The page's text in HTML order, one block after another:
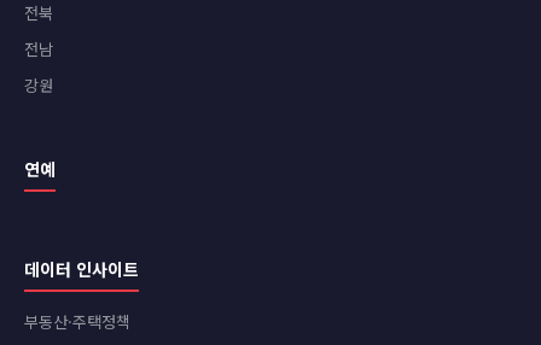
전북
전남
강원
연예
데이터 인사이트
부동산·주택정책